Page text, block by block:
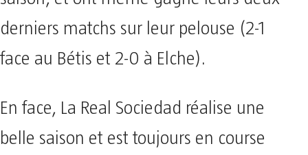
derniers matchs sur leur pelouse (2-1
face au Bétis et 2-0 à Elche).
En face, La Real Sociedad réalise une
belle saison et est toujours en course